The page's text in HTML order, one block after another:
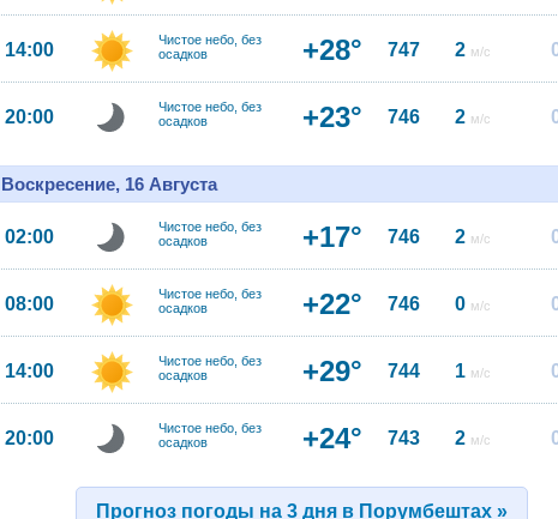
14:00
Чистое небо, без
осадков
+28° 747 2 м/с
20:00
Чистое небо, без
осадков
+23° 746 2 м/с
Воскресение, 16 Августа
02:00
Чистое небо, без
осадков
+17° 746 2 м/с
08:00
Чистое небо, без
осадков
+22° 746 0 м/с
14:00
Чистое небо, без
осадков
+29° 744 1 м/с
20:00
Чистое небо, без
осадков
+24° 743 2 м/с
Прогноз погоды на 3 дня в Порумбештах »